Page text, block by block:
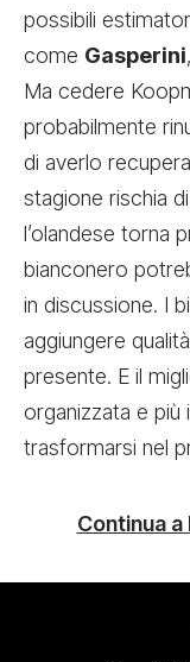
possibili
come Gasperini
Ma cedere
probabilmente
di averlo
stagione rischia
l’olandese torna
bianconero
in discussione. I
aggiungere
presente. E il
organizzata e
trasformarsi nel
Continua